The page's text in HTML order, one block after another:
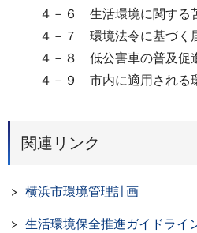
４－６ 生活環境に関する
４－７ 環境法令に基づく
４－８ 低公害車の普及促
４－９ 市内に適用される
関連リンク
横浜市環境管理計画
生活環境保全推進ガイドライ